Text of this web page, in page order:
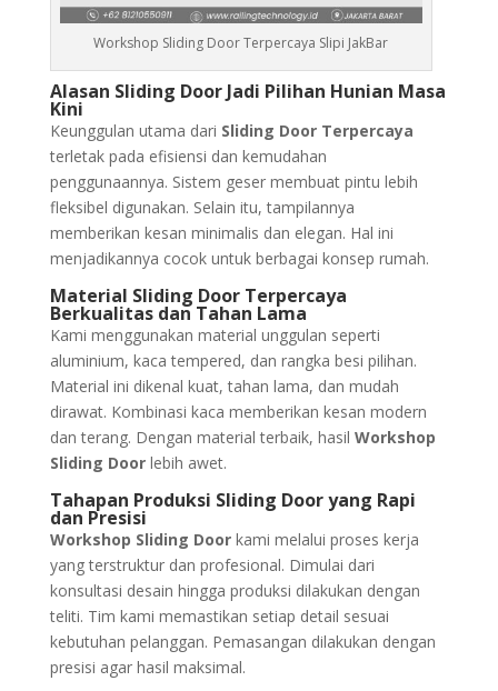
Workshop Sliding Door Terpercaya Slipi JakBar
Alasan Sliding Door Jadi Pilihan Hunian Masa
Kini
Keunggulan utama dari Sliding Door Terpercaya
terletak pada efisiensi dan kemudahan
penggunaannya. Sistem geser membuat pintu lebih
fleksibel digunakan. Selain itu, tampilannya
memberikan kesan minimalis dan elegan. Hal ini
menjadikannya cocok untuk berbagai konsep rumah.
Material Sliding Door Terpercaya
Berkualitas dan Tahan Lama
Kami menggunakan material unggulan seperti
aluminium, kaca tempered, dan rangka besi pilihan.
Material ini dikenal kuat, tahan lama, dan mudah
dirawat. Kombinasi kaca memberikan kesan modern
dan terang. Dengan material terbaik, hasil Workshop
Sliding Door lebih awet.
Tahapan Produksi Sliding Door yang Rapi
dan Presisi
Workshop Sliding Door kami melalui proses kerja
yang terstruktur dan profesional. Dimulai dari
konsultasi desain hingga produksi dilakukan dengan
teliti. Tim kami memastikan setiap detail sesuai
kebutuhan pelanggan. Pemasangan dilakukan dengan
presisi agar hasil maksimal.